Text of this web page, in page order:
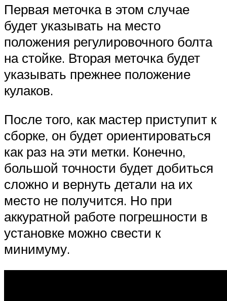
Первая меточка в этом случае
будет указывать на место
положения регулировочного болта
на стойке. Вторая меточка будет
указывать прежнее положение
кулаков.
После того, как мастер приступит к
сборке, он будет ориентироваться
как раз на эти метки. Конечно,
большой точности будет добиться
сложно и вернуть детали на их
место не получится. Но при
аккуратной работе погрешности в
установке можно свести к
минимуму.